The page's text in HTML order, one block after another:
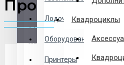
Лодочные Моторы
Оборудование
Принтеры
Регистрация
Закладки
Квадроциклы
Проектор Acer